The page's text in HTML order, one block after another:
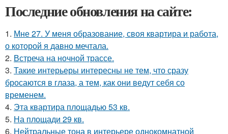
Последние обновления на сайте:
1. Мне 27. У меня образование, своя квартира и работа,
о которой я давно мечтала.
2. Встреча на ночной трассе.
3. Такие интерьеры интересны не тем, что сразу
бросаются в глаза, а тем, как они ведут себя со
временем.
4. Эта квартира площадью 53 кв.
5. На площади 29 кв.
6. Нейтральные тона в интерьере однокомнатной